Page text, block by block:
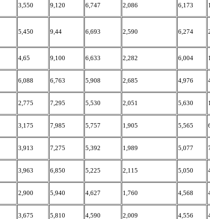
3,550 9,120 6,747 2,086 6,173
5,450 9,44 6,693 2,590 6,274
4,65 9,100 6,633 2,282 6,004
6,088 6,763 5,908 2,685 4,976
2,775 7,295 5,530 2,051 5,630
3,175 7,985 5,757 1,905 5,565
3,913 7,275 5,392 1,989 5,077
3,963 6,850 5,225 2,115 5,050
2,900 5,940 4,627 1,760 4,568
3,675 5,810 4,590 2,009 4,556